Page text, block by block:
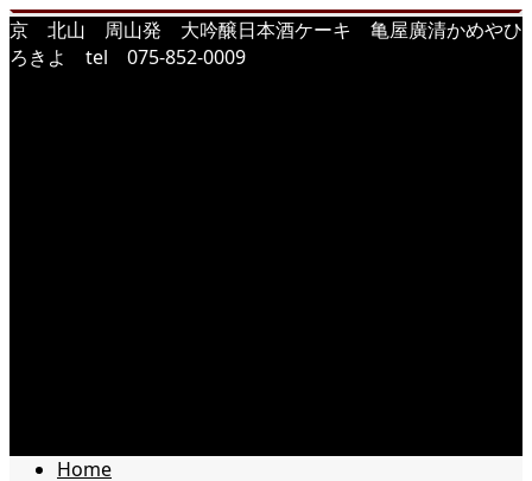
京 北山 周山発 大吟醸日本酒ケーキ 亀屋廣清かめやひ
ろきよ tel 075-852-0009
Home